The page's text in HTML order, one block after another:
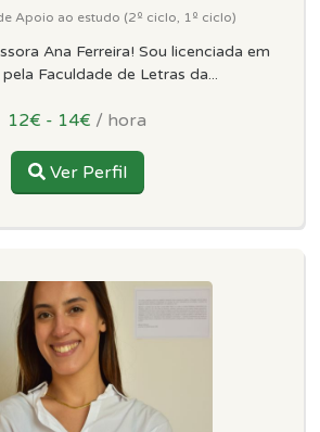
Apoio ao estudo (2º ciclo, 1º ciclo)
Ana Ferreira! Sou licenciada em
Faculdade de Letras da...
12€ - 14€ / hora
Ver Perfil